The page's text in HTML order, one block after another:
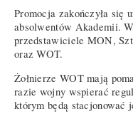
Promocja zakończyła się
absolwentów Akademii.
przedstawiciele MON,
oraz WOT.
Żołnierze WOT mają
razie wojny wspierać
którym będą stacjonować